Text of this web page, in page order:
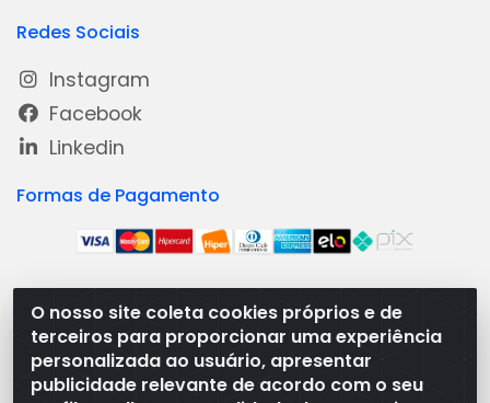
O nosso site coleta cookies próprios e de
terceiros para proporcionar uma experiência
personalizada ao usuário, apresentar
publicidade relevante de acordo com o seu
Redes Sociais
Instagram
Facebook
Linkedin
Formas de Pagamento
Medeiros Distribuidora - Rua Dias Carneiro, 1977 -
Ramal, Bacabal/MA - CEP 65.700-000 - CNPJ
08.474.030/0001-41